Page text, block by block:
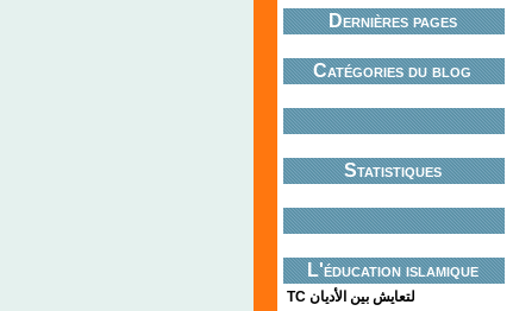
Dernières pages
Catégories du blog
Statistiques
L'éducation islamique
TC لتعايش بين الأديان